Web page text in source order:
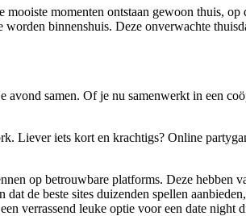
binnenshuis. Deze onverwachte
samen. Of je nu samenwerkt in een
Liever iets kort en krachtigs? Online
op betrouwbare platforms. Deze hebben
dat de beste sites duizenden spellen
verrassend leuke optie voor een date